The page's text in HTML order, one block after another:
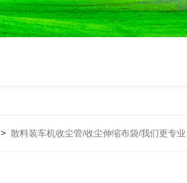
>散料装车机收尘管/收尘伸缩布袋/我们更专业